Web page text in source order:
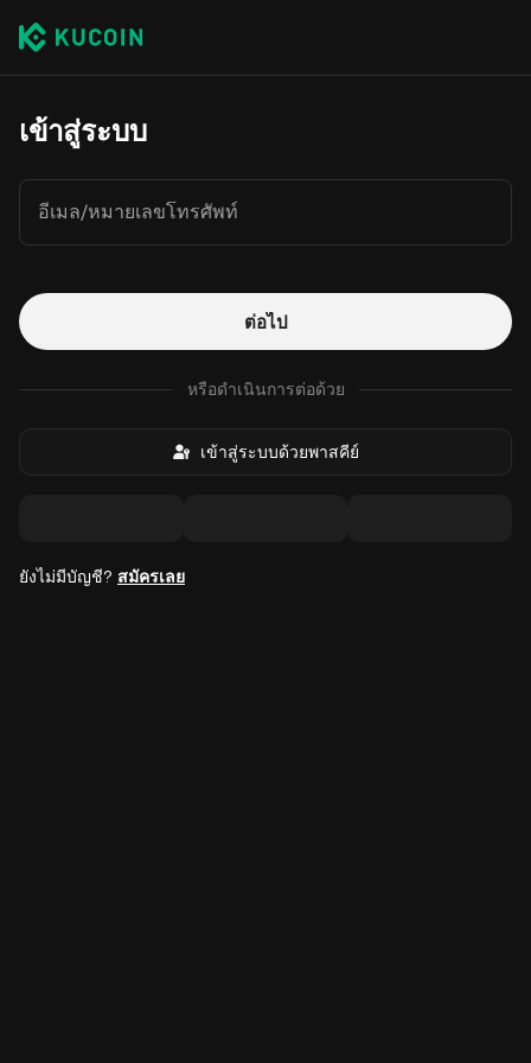
เข้าสู่ระบบ
อีเมล/หมายเลขโทรศัพท์
ต่อไป
หรือดำเนินการต่อด้วย
เข้าสู่ระบบด้วยพาสคีย์
ยังไม่มีบัญชี? สมัครเลย